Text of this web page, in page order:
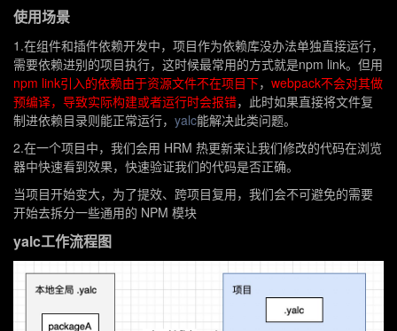
使用场景
1.在组件和插件依赖开发中，项目作为依赖库没办法单独直接运行，
需要依赖进别的项目执行，这时候最常用的方式就是npm link。但用
npm link引入的依赖由于资源文件不在项目下， webpack不会对其做
预编译，导致实际构建或者运行时会报错，此时如果直接将文件复
制进依赖目录则能正常运行， yalc能解决此类问题。
2.在一个项目中，我们会用 HRM 热更新来让我们修改的代码在浏览
器中快速看到效果，快速验证我们的代码是否正确。
当项目开始变大，为了提效、跨项目复用，我们会不可避免的需要
开始去拆分一些通用的 NPM 模块
yalc工作流程图